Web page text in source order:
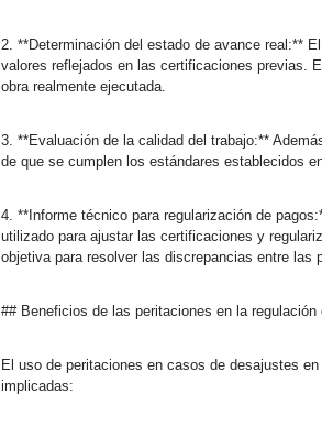
2. **Determinación del estado de avance real:**
valores reflejados en las certificaciones previas.
obra realmente ejecutada.
3. **Evaluación de la calidad del trabajo:**
de que se cumplen los estándares establecidos
4. **Informe técnico para regularización de
utilizado para ajustar las certificaciones y
objetiva para resolver las discrepancias entre las
## Beneficios de las peritaciones en la regulación
El uso de peritaciones en casos de desajustes
implicadas: